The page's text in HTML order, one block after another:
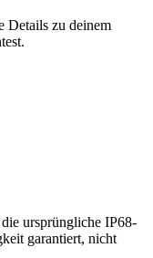
Details zu deinem
ursprüngliche IP68-
garantiert, nicht